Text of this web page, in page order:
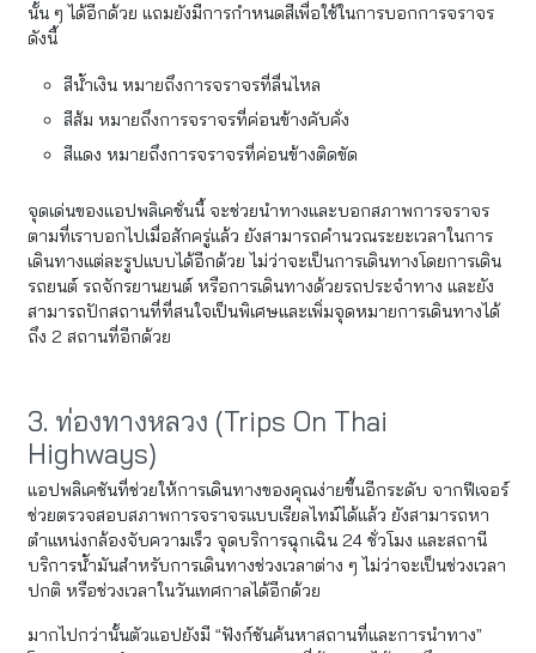
นั้น ๆ ได้อีกด้วย แถมยังมีการกำหนดสีเพื่อใช้ในการบอกการจราจร
ดังนี้
สีน้ำเงิน หมายถึงการจราจรที่ลื่นไหล
สีส้ม หมายถึงการจราจรที่ค่อนข้างคับคั่ง
สีแดง หมายถึงการจราจรที่ค่อนข้างติดขัด
จุดเด่นของแอปพลิเคชั่นนี้ จะช่วยนำทางและบอกสภาพการจราจร
ตามที่เราบอกไปเมื่อสักครู่แล้ว ยังสามารถคำนวณระยะเวลาในการ
เดินทางแต่ละรูปแบบได้อีกด้วย ไม่ว่าจะเป็นการเดินทางโดยการเดิน
รถยนต์ รถจักรยานยนต์ หรือการเดินทางด้วยรถประจำทาง และยัง
สามารถปักสถานที่ที่สนใจเป็นพิเศษและเพิ่มจุดหมายการเดินทางได้
ถึง 2 สถานที่อีกด้วย
3. ท่องทางหลวง (Trips On Thai
Highways)
แอปพลิเคชันที่ช่วยให้การเดินทางของคุณง่ายขึ้นอีกระดับ จากฟีเจอร์
ช่วยตรวจสอบสภาพการจราจรแบบเรียลไทม์ได้แล้ว ยังสามารถหา
ตำแหน่งกล้องจับความเร็ว จุดบริการฉุกเฉิน 24 ชั่วโมง และสถานี
บริการน้ำมันสำหรับการเดินทางช่วงเวลาต่าง ๆ ไม่ว่าจะเป็นช่วงเวลา
ปกติ หรือช่วงเวลาในวันเทศกาลได้อีกด้วย
มากไปกว่านั้นตัวแอปยังมี “ฟังก์ชันค้นหาสถานที่และการนำทาง”